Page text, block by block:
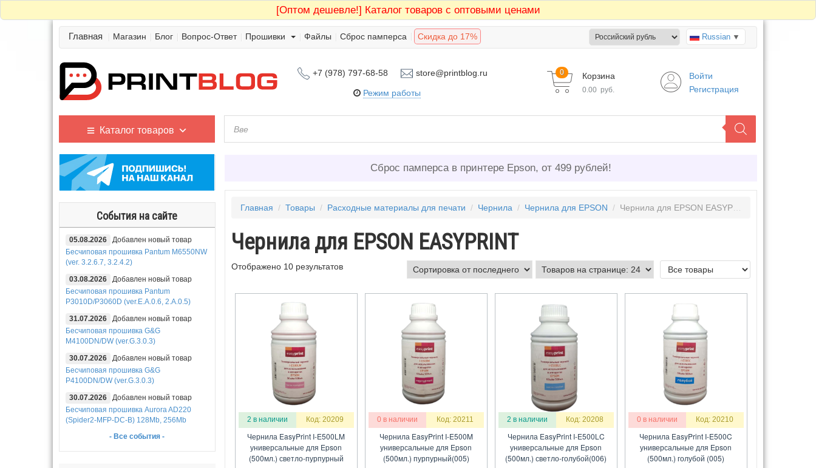
[Оптом дешевле!] Каталог товаров с оптовыми ценами
Главная Магазин Блог Вопрос-Ответ Прошивки Файлы Сброс памперса Скидка до 17% Russian ▼
+7 (978) 797-68-58 store@printblog.ru
Режим работы
Корзина
0
0.00 руб.
Войти
Регистрация
Каталог товаров
События на сайте
05.08.2026
Добавлен новый товар
Бесчиповая прошивка Pantum M6550NW
(ver. 3.2.6.7, 3.2.4.2)
03.08.2026
Добавлен новый товар
Бесчиповая прошивка Pantum
P3010D/P3060D (ver.E.A.0.6, 2.A.0.5)
31.07.2026
Добавлен новый товар
Бесчиповая прошивка G&G
M4100DN/DW (ver.G.3.0.3)
30.07.2026
Добавлен новый товар
Бесчиповая прошивка G&G
P4100DN/DW (ver.G.3.0.3)
30.07.2026
Добавлен новый товар
Бесчиповая прошивка Aurora AD220
(Spider2-MFP-DC-B) 128Mb, 256Mb
- Все события -
Сброс памперса в принтере Epson, от 499 рублей!
Главная / Товары / Расходные материалы для печати / Чернила / Чернила для EPSON / Чернила для EPSON EASYPRINT
Чернила для EPSON EASYPRINT
Отображено 10 результатов
2 в наличии Код: 20209
Чернила EasyPrint I-E500LM
универсальные для Epson
(500мл.) светло-пурпурный
0 в наличии Код: 20211
Чернила EasyPrint I-E500M
универсальные для Epson
(500мл.) пурпурный(005)
2 в наличии Код: 20208
Чернила EasyPrint I-E500LC
универсальные для Epson
(500мл.) светло-голубой(006)
0 в наличии Код: 20210
Чернила EasyPrint I-E500C
универсальные для Epson
(500мл.) голубой (005)